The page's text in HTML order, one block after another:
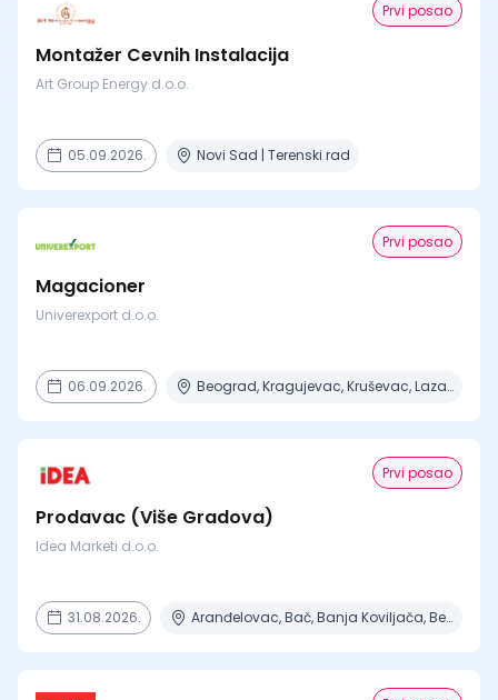
Prvi posao
Montažer Cevnih Instalacija
Art Group Energy d.o.o.
05.09.2026. Novi Sad | Terenski rad
Prvi posao
Magacioner
Univerexport d.o.o.
06.09.2026. Beograd, Kragujevac, Kruševac, Lazarevac, Mladenovac + 2 mesta
Prvi posao
Prodavac (Više Gradova)
Idea Marketi d.o.o.
31.08.2026. Aranđelovac, Bač, Banja Koviljača, Beograd, Boljevac + 16 mesta